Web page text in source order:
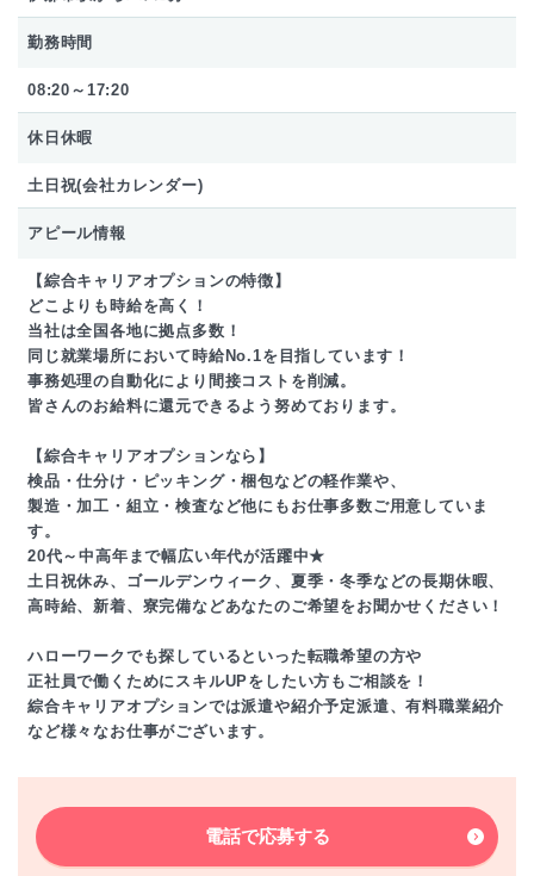
勤務時間
08:20～17:20
休日休暇
土日祝(会社カレンダー)
アピール情報
【綜合キャリアオプションの特徴】
どこよりも時給を高く！
当社は全国各地に拠点多数！
同じ就業場所において時給No.1を目指しています！
事務処理の自動化により間接コストを削減。
皆さんのお給料に還元できるよう努めております。
【綜合キャリアオプションなら】
検品・仕分け・ピッキング・梱包などの軽作業や、
製造・加工・組立・検査など他にもお仕事多数ご用意していま
す。
20代～中高年まで幅広い年代が活躍中★
土日祝休み、ゴールデンウィーク、夏季・冬季などの長期休暇、
高時給、新着、寮完備などあなたのご希望をお聞かせください！
ハローワークでも探しているといった転職希望の方や
正社員で働くためにスキルUPをしたい方もご相談を！
綜合キャリアオプションでは派遣や紹介予定派遣、有料職業紹介
など様々なお仕事がございます。
電話で応募する